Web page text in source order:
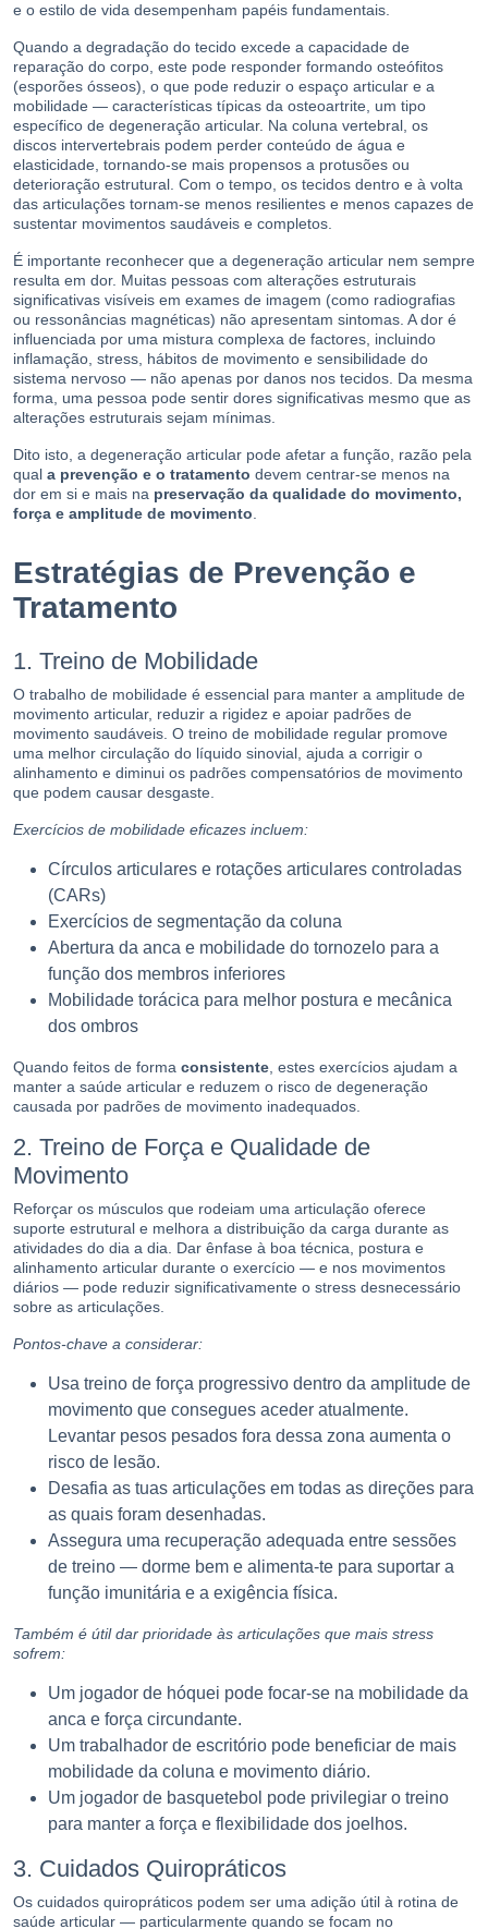
e o estilo de vida desempenham papéis fundamentais.
Quando a degradação do tecido excede a capacidade de
reparação do corpo, este pode responder formando osteófitos
(esporões ósseos), o que pode reduzir o espaço articular e a
mobilidade — características típicas da osteoartrite, um tipo
específico de degeneração articular. Na coluna vertebral, os
discos intervertebrais podem perder conteúdo de água e
elasticidade, tornando-se mais propensos a protusões ou
deterioração estrutural. Com o tempo, os tecidos dentro e à volta
das articulações tornam-se menos resilientes e menos capazes de
sustentar movimentos saudáveis e completos.
É importante reconhecer que a degeneração articular nem sempre
resulta em dor. Muitas pessoas com alterações estruturais
significativas visíveis em exames de imagem (como radiografias
ou ressonâncias magnéticas) não apresentam sintomas. A dor é
influenciada por uma mistura complexa de factores, incluindo
inflamação, stress, hábitos de movimento e sensibilidade do
sistema nervoso — não apenas por danos nos tecidos. Da mesma
forma, uma pessoa pode sentir dores significativas mesmo que as
alterações estruturais sejam mínimas.
Dito isto, a degeneração articular pode afetar a função, razão pela
qual a prevenção e o tratamento devem centrar-se menos na
dor em si e mais na preservação da qualidade do movimento,
força e amplitude de movimento
Estratégias de Prevenção e
Tratamento
1. Treino de Mobilidade
O trabalho de mobilidade é essencial para manter a amplitude de
movimento articular, reduzir a rigidez e apoiar padrões de
movimento saudáveis. O treino de mobilidade regular promove
uma melhor circulação do líquido sinovial, ajuda a corrigir o
alinhamento e diminui os padrões compensatórios de movimento
que podem causar desgaste.
Exercícios de mobilidade eficazes incluem:
Círculos articulares e rotações articulares controladas
(CARs)
Exercícios de segmentação da coluna
Abertura da anca e mobilidade do tornozelo para a
função dos membros inferiores
Mobilidade torácica para melhor postura e mecânica
dos ombros
Quando feitos de forma consistente , estes exercícios ajudam a
manter a saúde articular e reduzem o risco de degeneração
causada por padrões de movimento inadequados.
2. Treino de Força e Qualidade de
Movimento
Reforçar os músculos que rodeiam uma articulação oferece
suporte estrutural e melhora a distribuição da carga durante as
atividades do dia a dia. Dar ênfase à boa técnica, postura e
alinhamento articular durante o exercício — e nos movimentos
diários — pode reduzir significativamente o stress desnecessário
sobre as articulações.
Pontos-chave a considerar:
Usa treino de força progressivo dentro da amplitude de
movimento que consegues aceder atualmente.
Levantar pesos pesados fora dessa zona aumenta o
risco de lesão.
Desafia as tuas articulações em todas as direções para
as quais foram desenhadas.
Assegura uma recuperação adequada entre sessões
de treino — dorme bem e alimenta-te para suportar a
função imunitária e a exigência física.
Também é útil dar prioridade às articulações que mais stress
sofrem:
Um jogador de hóquei pode focar-se na mobilidade da
anca e força circundante.
Um trabalhador de escritório pode beneficiar de mais
mobilidade da coluna e movimento diário.
Um jogador de basquetebol pode privilegiar o treino
para manter a força e flexibilidade dos joelhos.
3. Cuidados Quiropráticos
Os cuidados quiropráticos podem ser uma adição útil à rotina de
saúde articular — particularmente quando se focam no